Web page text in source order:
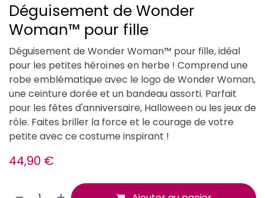
Déguisement de Wonder
Woman™ pour fille
Déguisement de Wonder Woman™ pour fille, idéal
pour les petites héroïnes en herbe ! Comprend une
robe emblématique avec le logo de Wonder Woman,
une ceinture dorée et un bandeau assorti. Parfait
pour les fêtes d'anniversaire, Halloween ou les jeux de
rôle. Faites briller la force et le courage de votre
petite avec ce costume inspirant !
44,90 €